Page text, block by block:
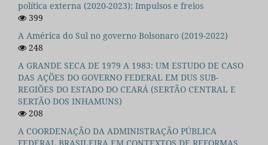
política externa (2020-2023): Impulsos e freios
399
A América do Sul no governo Bolsonaro (2019-2022)
248
A GRANDE SECA DE 1979 A 1983: UM ESTUDO DE CASO
DAS AÇÕES DO GOVERNO FEDERAL EM DUS SUB-
REGIÕES DO ESTADO DO CEARÁ (SERTÃO CENTRAL E
SERTÃO DOS INHAMUNS)
208
A COORDENAÇÃO DA ADMINISTRAÇÃO PÚBLICA